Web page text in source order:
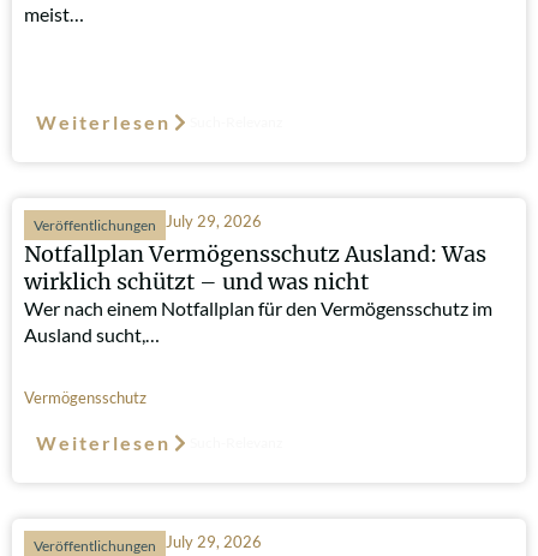
meist…
Weiterlesen
Veröffentlichungen July 29, 2026
Notfallplan Vermögensschutz Ausland: Was
wirklich schützt – und was nicht
Wer nach einem Notfallplan für den Vermögensschutz im
Ausland sucht,…
Vermögensschutz
Weiterlesen
Veröffentlichungen July 29, 2026